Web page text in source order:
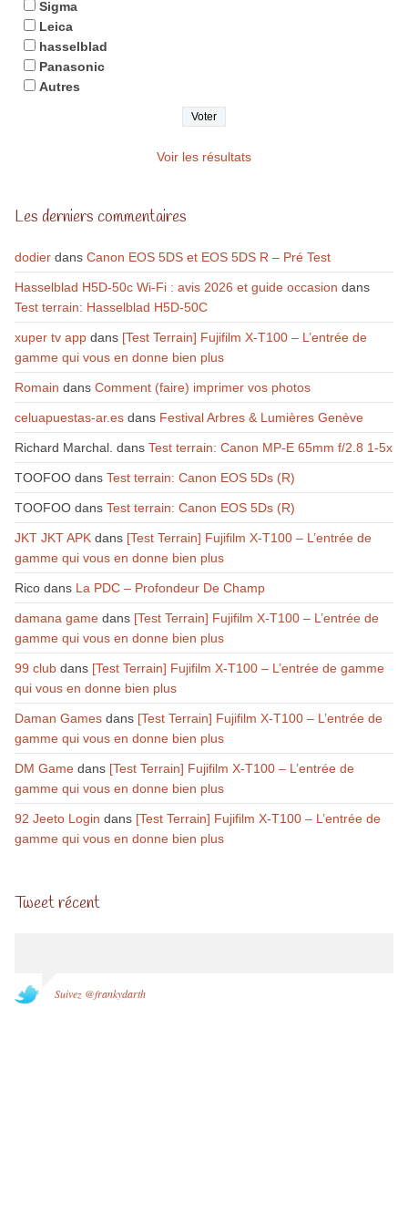
Sigma
Leica
hasselblad
Panasonic
Autres
Voir les résultats
Les derniers commentaires
dodierdans Canon EOS 5DS et EOS 5DS R – Pré Test
Hasselblad H5D-50c Wi-Fi : avis 2026 et guide occasion dans
Test terrain: Hasselblad H5D-50C
xuper tv appdans [Test Terrain] Fujifilm X-T100 – L’entrée de
gamme qui vous en donne bien plus
Romain dans Comment (faire) imprimer vos photos
celuapuestas-ar.esdans Festival Arbres & Lumières Genève
Richard Marchal. dans Test terrain: Canon MP-E 65mm f/2.8 1-5x
TOOFOOdans Test terrain: Canon EOS 5Ds (R)
TOOFOOdans Test terrain: Canon EOS 5Ds (R)
JKT JKT APKdans [Test Terrain] Fujifilm X-T100 – L’entrée de
gamme qui vous en donne bien plus
Ricodans La PDC – Profondeur De Champ
damana gamedans [Test Terrain] Fujifilm X-T100 – L’entrée de
gamme qui vous en donne bien plus
99 clubdans [Test Terrain] Fujifilm X-T100 – L’entrée de gamme
qui vous en donne bien plus
Daman Gamesdans [Test Terrain] Fujifilm X-T100 – L’entrée de
gamme qui vous en donne bien plus
DM Gamedans [Test Terrain] Fujifilm X-T100 – L’entrée de
gamme qui vous en donne bien plus
92 Jeeto Login dans [Test Terrain] Fujifilm X-T100 – L’entrée de
gamme qui vous en donne bien plus
Tweet récent
Suivez @frankydarth